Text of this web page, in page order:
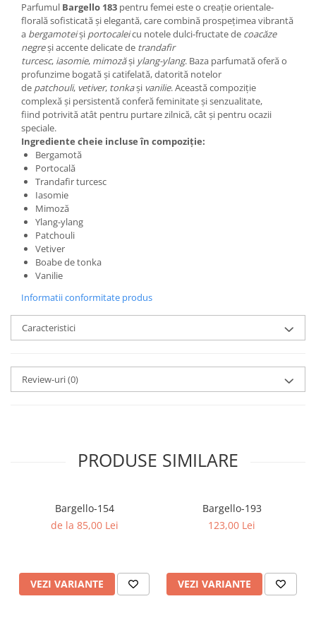
Parfumul Bargello 183 pentru femei este o creație orientale-
florală sofisticată și elegantă, care combină prospețimea vibrantă
a bergamoteiși portocaleicu notele dulci-fructate de coacăze
negreși accente delicate de trandafir
turcesc, iasomie, mimozăși ylang-ylang. Baza parfumată oferă o
profunzime bogată și catifelată, datorită notelor
de patchouli, vetiver, tonkași vanilie. Această compoziție
complexă și persistentă conferă feminitate și senzualitate,
fiind potrivită atât pentru purtare zilnică, cât și pentru ocazii
speciale.
Ingrediente cheie incluse în compoziție:
Bergamotă
Portocală
Trandafir turcesc
Iasomie
Mimoză
Ylang-ylang
Patchouli
Vetiver
Boabe de tonka
Vanilie
Informatii conformitate produs
Caracteristici
Review-uri(0)
PRODUSE SIMILARE
Bargello-154
de la 85,00 Lei
VEZI VARIANTE
Bargello-193
123,00 Lei
VEZI VARIANTE